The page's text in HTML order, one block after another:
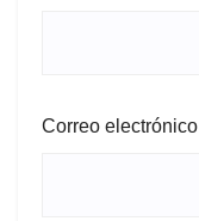
Correo electrónico